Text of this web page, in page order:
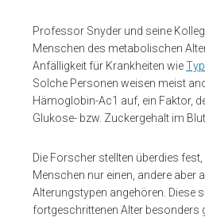
Professor Snyder und seine
Menschen des metabolischen
Anfälligkeit für Krankheiten wie
Solche Personen weisen meist
Hämoglobin-Ac1 auf, ein Faktor,
Glukose- bzw. Zuckergehalt im
Die Forscher stellten überdies
Menschen nur einen, andere aber
Alterungstypen angehören. Diese
fortgeschrittenen Alter besonders